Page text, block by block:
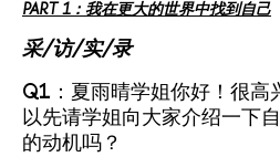
PART 1：我在更大的世界中找到自己
采/访/实/录
Q1 ：夏雨晴学姐你好！很
以先请学姐向大家介绍一下
的动机吗？